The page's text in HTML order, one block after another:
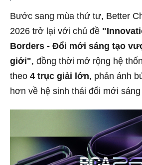
Bước sang mùa thứ tư, Better
2026 trở lại với chủ đề
Borders - Đổi mới sáng tạo
giới", đồng thời mở rộng hệ
theo 4 trục giải lớn, phản ánh
hơn về hệ sinh thái đổi mới